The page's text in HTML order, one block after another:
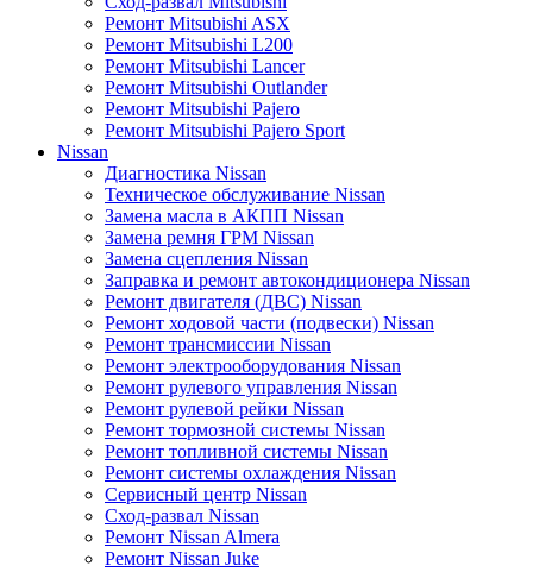
Ремонт Mitsubishi ASX
Ремонт Mitsubishi L200
Ремонт Mitsubishi Lancer
Ремонт Mitsubishi Outlander
Ремонт Mitsubishi Pajero
Ремонт Mitsubishi Pajero Sport
Nissan
Диагностика Nissan
Техническое обслуживание Nissan
Замена масла в АКПП Nissan
Замена ремня ГРМ Nissan
Замена сцепления Nissan
Заправка и ремонт автокондиционера Nissan
Ремонт двигателя (ДВС) Nissan
Ремонт ходовой части (подвески) Nissan
Ремонт трансмиссии Nissan
Ремонт электрооборудования Nissan
Ремонт рулевого управления Nissan
Ремонт рулевой рейки Nissan
Ремонт тормозной системы Nissan
Ремонт топливной системы Nissan
Ремонт системы охлаждения Nissan
Сервисный центр Nissan
Сход-развал Nissan
Ремонт Nissan Almera
Ремонт Nissan Juke